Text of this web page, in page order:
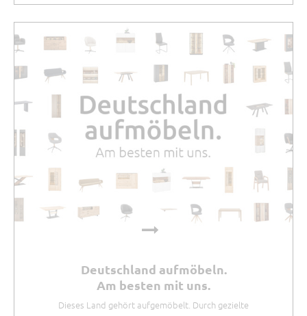
Deutschland aufmöbeln.
Am besten mit uns.
Dieses Land gehört aufgemöbelt. Durch gezielte